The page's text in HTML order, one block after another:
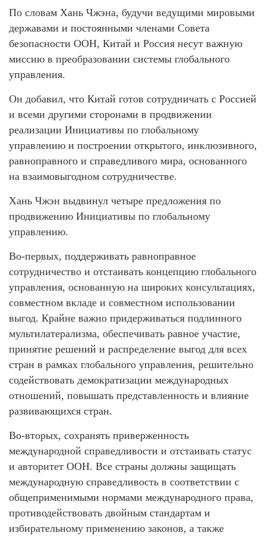
По словам Хань Чжэна, будучи ведущими мировыми
державами и постоянными членами Совета
безопасности ООН, Китай и Россия несут важную
миссию в преобразовании системы глобального
управления.
Он добавил, что Китай готов сотрудничать с Россией
и всеми другими сторонами в продвижении
реализации Инициативы по глобальному
управлению и построении открытого, инклюзивного,
равноправного и справедливого мира, основанного
на взаимовыгодном сотрудничестве.
Хань Чжэн выдвинул четыре предложения по
продвижению Инициативы по глобальному
управлению.
Во-первых, поддерживать равноправное
сотрудничество и отстаивать концепцию глобального
управления, основанную на широких консультациях,
совместном вкладе и совместном использовании
выгод. Крайне важно придерживаться подлинного
мультилатерализма, обеспечивать равное участие,
принятие решений и распределение выгод для всех
стран в рамках глобального управления, решительно
содействовать демократизации международных
отношений, повышать представленность и влияние
развивающихся стран.
Во-вторых, сохранять приверженность
международной справедливости и отстаивать статус
и авторитет ООН. Все страны должны защищать
международную справедливость в соответствии с
общеприменимыми нормами международного права,
противодействовать двойным стандартам и
избирательному применению законов, а также